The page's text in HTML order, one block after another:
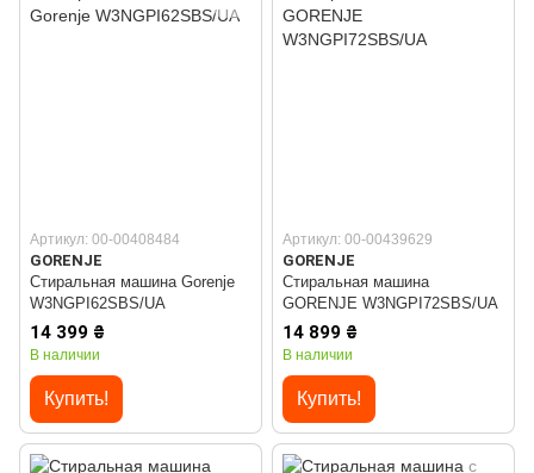
Артикул: 00-00408484
GORENJE
Стиральная машина Gorenje
W3NGPI62SBS/UA
14 399 ₴
В наличии
Купить!
Артикул: 00-00439629
GORENJE
Стиральная машина
GORENJE W3NGPI72SBS/UA
14 899 ₴
В наличии
Купить!